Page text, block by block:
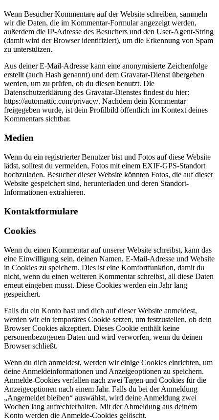
Wenn Besucher Kommentare auf der Website schreiben, sammeln
wir die Daten, die im Kommentar-Formular angezeigt werden,
außerdem die IP-Adresse des Besuchers und den User-Agent-String
(damit wird der Browser identifiziert), um die Erkennung von Spam
zu unterstützen.
Aus deiner E-Mail-Adresse kann eine anonymisierte Zeichenfolge
erstellt (auch Hash genannt) und dem Gravatar-Dienst übergeben
werden, um zu prüfen, ob du diesen benutzt. Die
Datenschutzerklärung des Gravatar-Dienstes findest du hier:
https://automattic.com/privacy/. Nachdem dein Kommentar
freigegeben wurde, ist dein Profilbild öffentlich im Kontext deines
Kommentars sichtbar.
Medien
Wenn du ein registrierter Benutzer bist und Fotos auf diese Website
lädst, solltest du vermeiden, Fotos mit einem EXIF-GPS-Standort
hochzuladen. Besucher dieser Website könnten Fotos, die auf dieser
Website gespeichert sind, herunterladen und deren Standort-
Informationen extrahieren.
Kontaktformulare
Cookies
Wenn du einen Kommentar auf unserer Website schreibst, kann das
eine Einwilligung sein, deinen Namen, E-Mail-Adresse und Website
in Cookies zu speichern. Dies ist eine Komfortfunktion, damit du
nicht, wenn du einen weiteren Kommentar schreibst, all diese Daten
erneut eingeben musst. Diese Cookies werden ein Jahr lang
gespeichert.
Falls du ein Konto hast und dich auf dieser Website anmeldest,
werden wir ein temporäres Cookie setzen, um festzustellen, ob dein
Browser Cookies akzeptiert. Dieses Cookie enthält keine
personenbezogenen Daten und wird verworfen, wenn du deinen
Browser schließt.
Wenn du dich anmeldest, werden wir einige Cookies einrichten, um
deine Anmeldeinformationen und Anzeigeoptionen zu speichern.
Anmelde-Cookies verfallen nach zwei Tagen und Cookies für die
Anzeigeoptionen nach einem Jahr. Falls du bei der Anmeldung
„Angemeldet bleiben“ auswählst, wird deine Anmeldung zwei
Wochen lang aufrechterhalten. Mit der Abmeldung aus deinem
Konto werden die Anmelde-Cookies gelöscht.